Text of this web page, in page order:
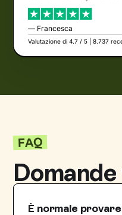
— Francesca
Valutazione di 4.7 / 5 | 8.737
FAQ
È normale